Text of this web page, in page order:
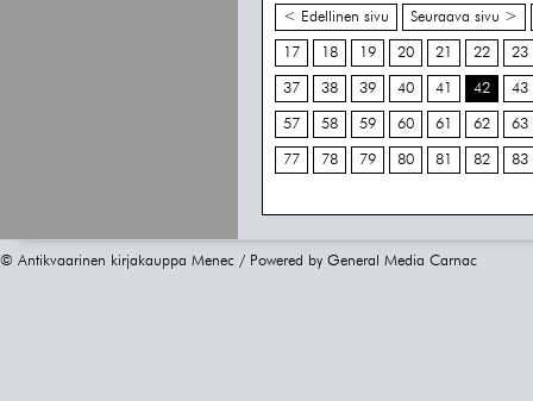
< Edellinen sivu Seuraava sivu >
17 18 19 20 21 22 23
37 38 39 40 41 42 43
57 58 59 60 61 62 63
77 78 79 80 81 82 83
© Antikvaarinen kirjakauppa Menec / Powered by General Media Carnac